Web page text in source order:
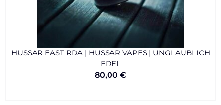
HUSSAR EAST RDA | HUSSAR VAPES | UNGLAUBLICH
EDEL
80,00 €